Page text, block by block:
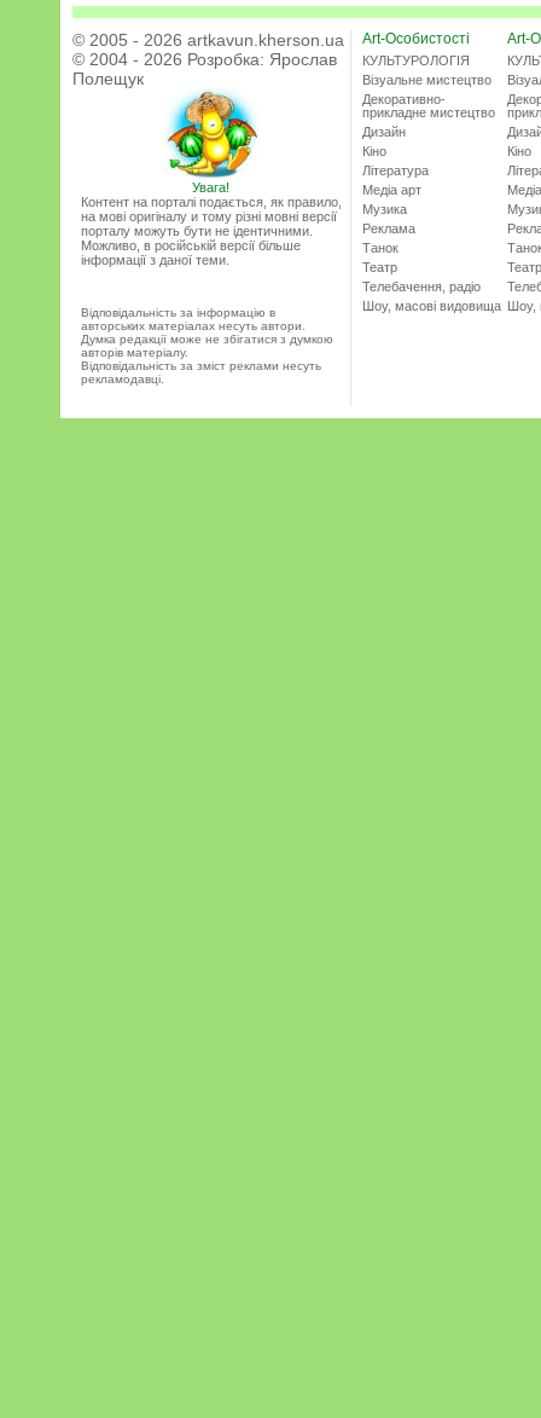
© 2005 - 2026 artkavun.kherson.ua
© 2004 - 2026 Розробка: Ярослав
Полещук
Увага!
Контент на порталі подається, як правило,
на мові оригіналу и тому різні мовні версії
порталу можуть бути не ідентичними.
Можливо, в російській версії більше
інформації з даної теми.
Відповідальність за інформацію в
авторських матеріалах несуть автори.
Думка редакції може не збігатися з думкою
авторів матеріалу.
Відповідальність за зміст реклами несуть
рекламодавці.
Art-Особистості
КУЛЬТУРОЛОГІЯ
Візуальне мистецтво
Декоративно-
прикладне мистецтво
Дизайн
Кіно
Література
Медіа арт
Музика
Реклама
Танок
Театр
Телебачення, радіо
Шоу, масові видовища
Art-
Кіно
Театр
Шоу,